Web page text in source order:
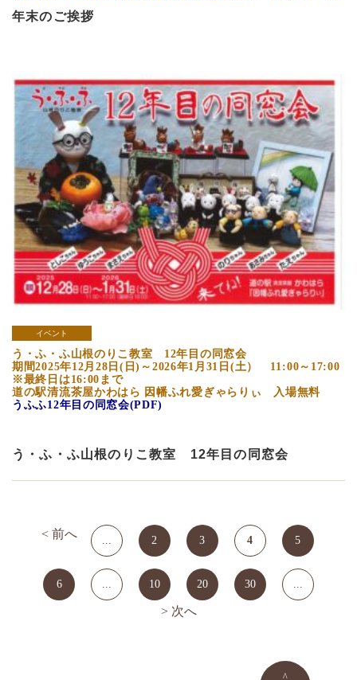
年末のご挨拶
イベント
う・ふ・ふ山根のりこ教室 12年目の同窓会
期間2025年12月28日(日)～2026年1月31日(土） 11:00～17:00
※最終日は16:00まで
道の駅清流茶屋かわはら 因幡ふれ愛ぎゃらりぃ 入場無料
うふふ12年目の同窓会(PDF)
う・ふ・ふ山根のりこ教室 12年目の同窓会
< 前へ 2 3 4 5
6 10 20 30
> 次へ